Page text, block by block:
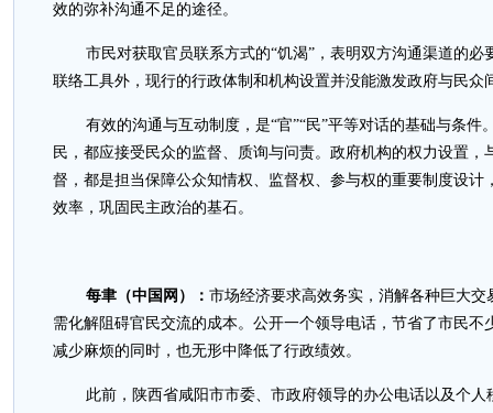
效的弥补沟通不足的途径。
市民对获取官员联系方式的“饥渴”，表明双方沟通渠道的
联络工具外，现行的行政体制和机构设置并没能激发政府与民众
有效的沟通与互动制度，是“官”“民”平等对话的基础与条件
民，都应接受民众的监督、质询与问责。政府机构的权力设置，
督，都是担当保障公众知情权、监督权、参与权的重要制度设计
效率，巩固民主政治的基石。
每聿（中国网）： 市场经济要求高效务实，消解各种巨大
需化解阻碍官民交流的成本。公开一个领导电话，节省了市民不
减少麻烦的同时，也无形中降低了行政绩效。
此前，陕西省咸阳市市委、市政府领导的办公电话以及个